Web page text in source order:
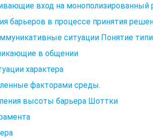
вход на монополизированный
барьеров в процессе принятия
ситуации Понятие
в общении
характера
факторами среды.
высоты барьера Шоттки